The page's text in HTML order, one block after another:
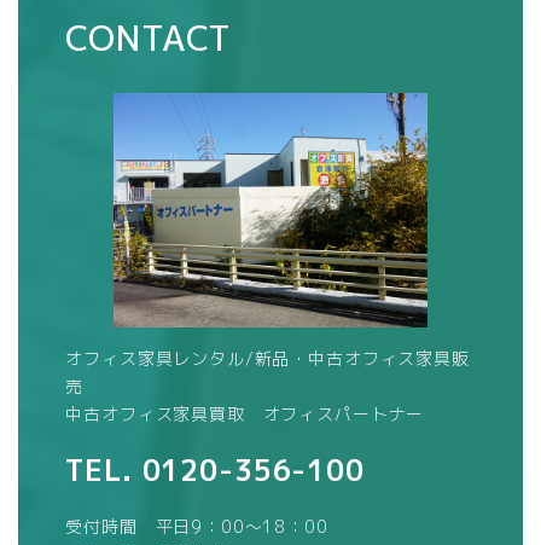
CONTACT
オフィス家具レンタル/新品・中古オフィス家具販
売
中古オフィス家具買取 オフィスパートナー
TEL. 0120-356-100
受付時間 平日9：00～18：00